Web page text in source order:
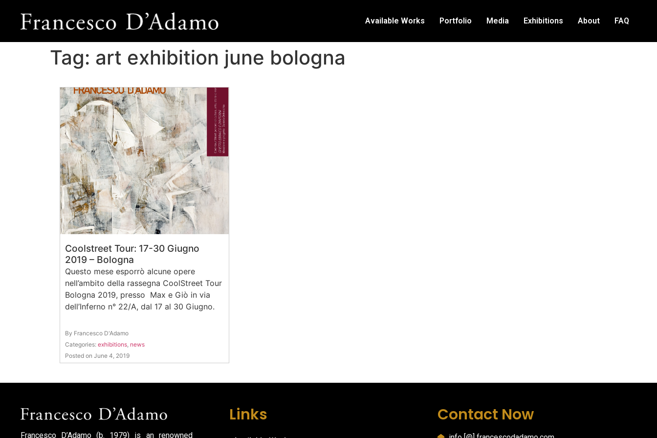
Available Works Portfolio Media Exhibitions About FAQ
Tag: art exhibition june bologna
Coolstreet Tour: 17-30 Giugno
2019 – Bologna
Questo mese esporrò alcune opere
nell’ambito della rassegna CoolStreet Tour
Bologna 2019, presso Max e Giò in via
dell’Inferno n° 22/A, dal 17 al 30 Giugno.
By Francesco D'Adamo
Categories: exhibitions, news
Posted on June 4, 2019
Francesco D’Adamo (b. 1979) is an renowned
Links Contact Now